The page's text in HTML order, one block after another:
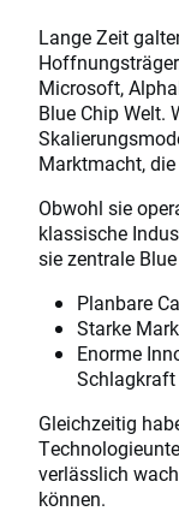
Lange Zeit
Microsoft,
Blue Chip Welt.
Marktmacht,
Obwohl sie
klassische
sie zentrale
Planbare
Starke
Enorme
Schlagkraft
Gleichzeitig
verlässlich
können.